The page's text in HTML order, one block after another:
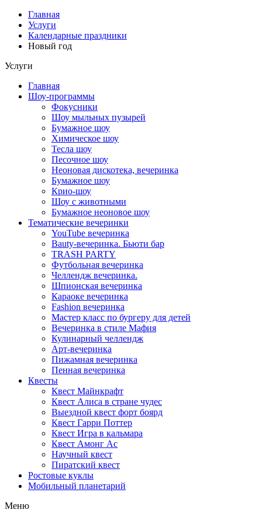
Главная
Услуги
Календарные праздники
Новый год
Услуги
Главная
Шоу-программы
Фокусники
Шоу мыльных пузырей
Бумажное шоу
Химическое шоу
Тесла шоу
Песочное шоу
Неоновая дискотека, вечеринка
Бумажное шоу
Крио-шоу
Шоу с животными
Бумажное неоновое шоу
Тематические вечеринки
YouTube вечеринка
Bauty-вечеринка. Бьюти бар
TRASH PARTY
Футбольная вечеринка
Челлендж вечеринка.
Шпионская вечеринка
Караоке вечеринка
Fashion вечеринка
Мастер класс по бургеру для детей
Вечеринка в стиле Мафия
Кулинарный челлендж
Арт-вечеринка
Пижамная вечеринка
Пенная вечеринка
Квесты
Квест Майнкрафт
Квест Алиса в стране чудес
Выездной квест форт боярд
Квест Гарри Поттер
Квест Игра в кальмара
Квест Амонг Ас
Научный квест
Пиратский квест
Ростовые куклы
Мобильный планетарий
Меню